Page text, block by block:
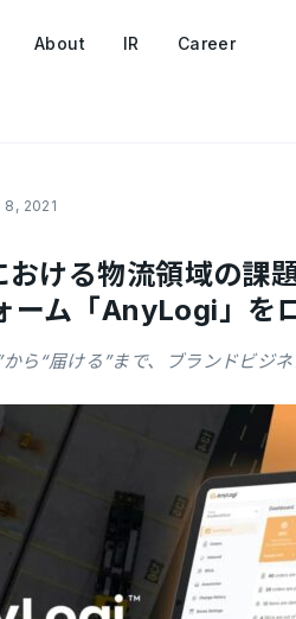
About IR Career
8, 2021
ける物流領域の課
ーム「AnyLogi」を
から“届ける”まで、ブランドビジ